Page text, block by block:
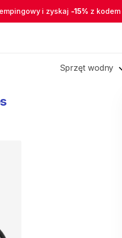
i zyskaj -15% z kodem
Sprzęt wodny